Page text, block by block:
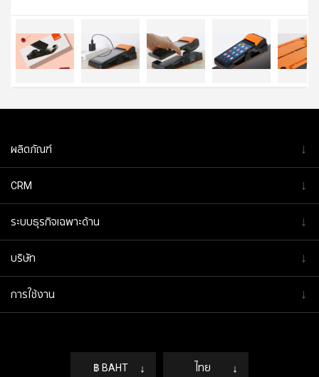
฿ BAHT ↓ ไทย ↓
ผลิตภัณฑ์ ↓
CRM ↓
ระบบธุรกิจเฉพาะด้าน ↓
บริษัท ↓
การใช้งาน ↓